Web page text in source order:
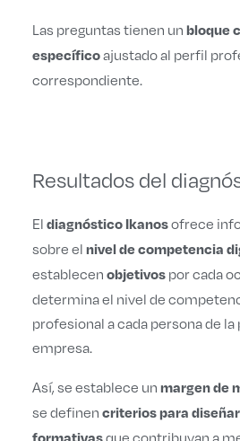
Las preguntas tienen un bloque
específicoajustado al perfil
correspondiente.
Resultados del
Eldiagnóstico Ikanosofrece
sobre elnivel de competencia
establecenobjetivos por cada
determina el nivel de
profesional a cada persona de la
empresa.
Así, se establece unmargen de
se definencriterios para
formativasque contribuyan a